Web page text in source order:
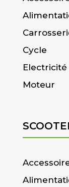
Cycle
Electricité
Moteur